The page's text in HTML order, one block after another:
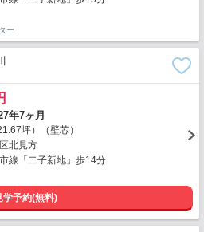
ー
年7ヶ月
坪）（壁芯）
北見方
線「二子新地」歩14分
学予約(無料)